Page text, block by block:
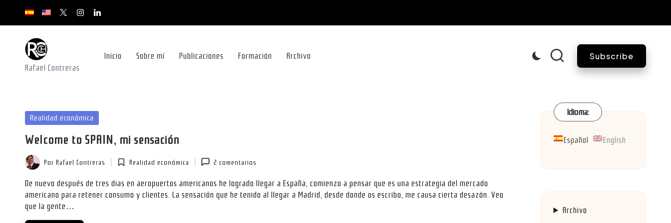
Saltar
contenido
youtube.com
youtube.comx.com/rafacontrerasch
instagram.com
youtube.com
Rafael Contreras
Inicio Sobre mí Publicaciones Formación Archivo Subscribe
Publicada
en
Realidad económica
Welcome to SPAIN, mi sensación
Publicado
por
Por Rafael Contreras
Publicada
en
Realidad económica 2 comentarios
De nuevo después de tres dias en aeropuertos americanos he logrado llegar a España, comienzo a pensar que es una estrategia del mercado
americano para retener consumo y clientes. La sensación que he tenido al llegar a Madrid, desde donde os escribo, me causa cierta desazón. Veo
que la gente…
Idioma:
Español English
Archivo